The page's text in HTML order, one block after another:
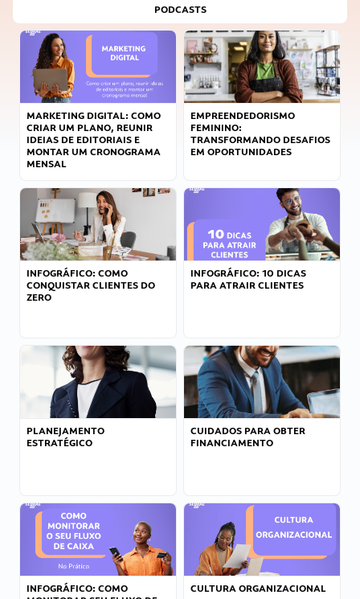
PODCASTS
MARKETING DIGITAL: COMO
CRIAR UM PLANO, REUNIR
IDEIAS DE EDITORIAIS E
MONTAR UM CRONOGRAMA
MENSAL
EMPREENDEDORISMO
FEMININO:
TRANSFORMANDO DESAFIOS
EM OPORTUNIDADES
INFOGRÁFICO: COMO
CONQUISTAR CLIENTES DO
ZERO
INFOGRÁFICO: 10 DICAS
PARA ATRAIR CLIENTES
PLANEJAMENTO
ESTRATÉGICO
CUIDADOS PARA OBTER
FINANCIAMENTO
INFOGRÁFICO: COMO
CULTURA ORGANIZACIONAL